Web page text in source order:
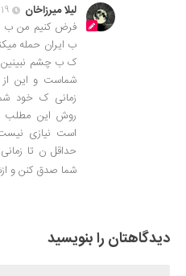
لیلا میرزاخان
۱۹ اسفند, ۱۳۹۸ در ۱:۱۰ ق٫ظ
فرض کنیم من ب
ب ایران حمله
ک ب چشم نبینین
شماست و این از
زمانی ک خود
روش این مطلب
است نیازی
حداقل ن تا
شما صدق کنن و
دیدگاهتان را بنویسید